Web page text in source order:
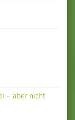
– aber nicht